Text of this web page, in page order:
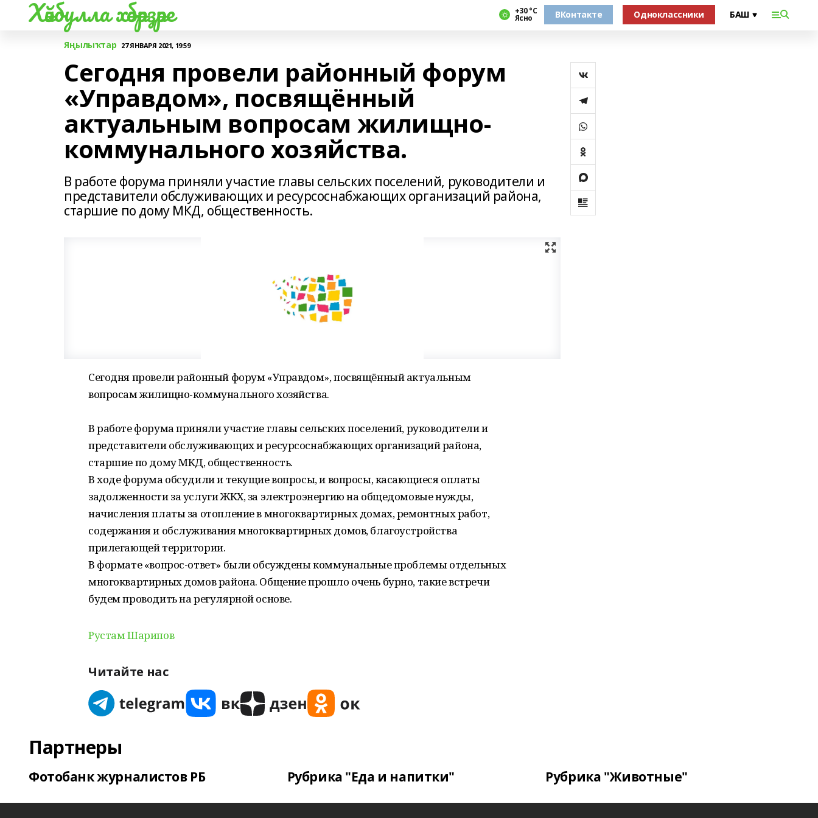
Хәйбулла хәбәрҙәре +30 °С
Ясно ВКонтакте Одноклассники
Яңылыҡтар 27 ЯНВАРЯ 2021, 19:59
Сегодня провели районный форум
«Управдом», посвящённый
актуальным вопросам жилищно-
коммунального хозяйства.
В работе форума приняли участие главы сельских поселений, руководители и
представители обслуживающих и ресурсоснабжающих организаций района,
старшие по дому МКД, общественность.
Сегодня провели районный форум «Управдом», посвящённый актуальным
вопросам жилищно-коммунального хозяйства.
В работе форума приняли участие главы сельских поселений, руководители и
представители обслуживающих и ресурсоснабжающих организаций района,
старшие по дому МКД, общественность.
В ходе форума обсудили и текущие вопросы, и вопросы, касающиеся оплаты
задолженности за услуги ЖКХ, за электроэнергию на общедомовые нужды,
начисления платы за отопление в многоквартирных домах, ремонтных работ,
содержания и обслуживания многоквартирных домов, благоустройства
прилегающей территории.
В формате «вопрос-ответ» были обсуждены коммунальные проблемы отдельных
многоквартирных домов района. Общение прошло очень бурно, такие встречи
будем проводить на регулярной основе.
Рустам Шарипов
Читайте нас
Партнеры
Фотобанк журналистов РБ Рубрика "Еда и напитки" Рубрика "Животные"